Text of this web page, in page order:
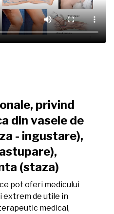
privind
din vasele de
- ingustare),
(staza)
pot oferi medicului
extrem de utile in
medical,